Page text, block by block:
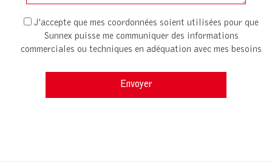
J'accepte que mes coordonnées soient utilisées pour que
Sunnex puisse me communiquer des informations
commerciales ou techniques en adéquation avec mes besoins